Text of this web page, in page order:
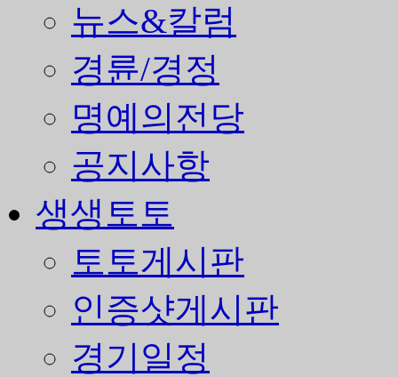
뉴스&칼럼
경륜/경정
명예의전당
공지사항
생생토토
토토게시판
인증샷게시판
경기일정